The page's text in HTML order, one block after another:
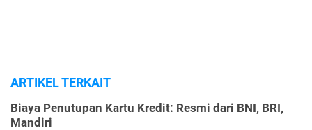
ARTIKEL TERKAIT
Biaya Penutupan Kartu Kredit: Resmi dari BNI, BRI,
Mandiri